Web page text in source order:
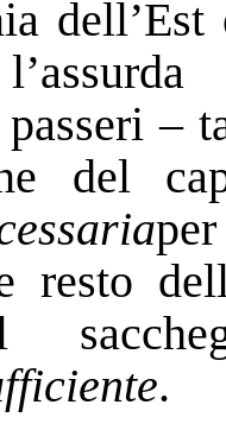
–
del
resto
.